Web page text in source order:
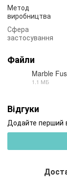
Метод
виробництва
Сфера
застосування
Файли
Marble
1.1 МБ
Відгуки
Додайте перший